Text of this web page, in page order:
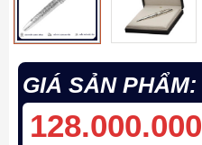
GIÁ SẢN PHẨM:
128.000.000